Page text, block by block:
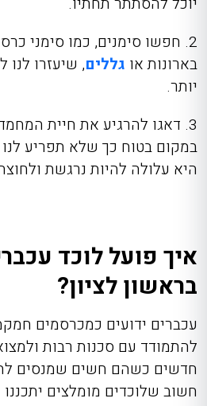
2. חפשו סימנים, כמו סימני
בארונות או גללים, שיעזרו
יותר.
3. דאגו להרגיע את חיית
במקום בטוח כך שלא תפריע
היא עלולה להיות נרגשת
איך פועל לוכד
בראשון לציון?
עכברים ידועים כמכרסמים
להתמודד עם סכנות רבות
חדשים כשהם חשים שמנסים
חשוב שלוכדים מומלצים